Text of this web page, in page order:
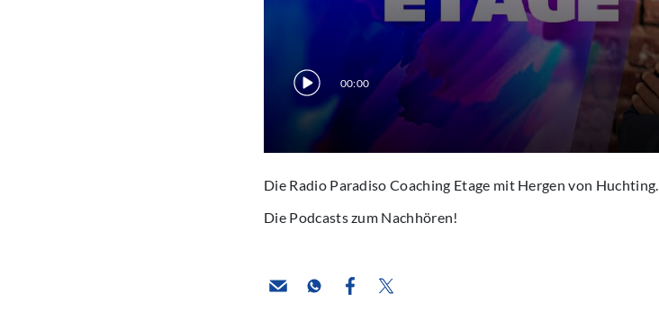
00:00
Die Radio Paradiso Coaching Etage mit Hergen von Huchting.
Die Podcasts zum Nachhören!